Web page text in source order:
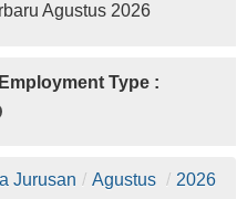
Agustus 2026
Employment Type :
Jurusan / Agustus / 2026